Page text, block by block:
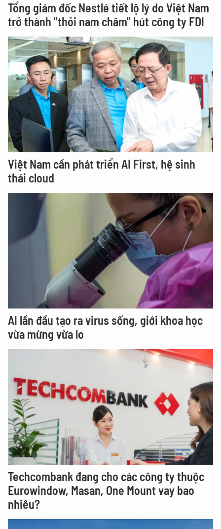
Tổng giám đốc Nestlé tiết lộ lý do Việt Nam
trở thành "thỏi nam châm" hút công ty FDI
Việt Nam cần phát triển AI First, hệ sinh
thái cloud
AI lần đầu tạo ra virus sống, giới khoa học
vừa mừng vừa lo
Techcombank đang cho các công ty thuộc
Eurowindow, Masan, One Mount vay bao
nhiêu?